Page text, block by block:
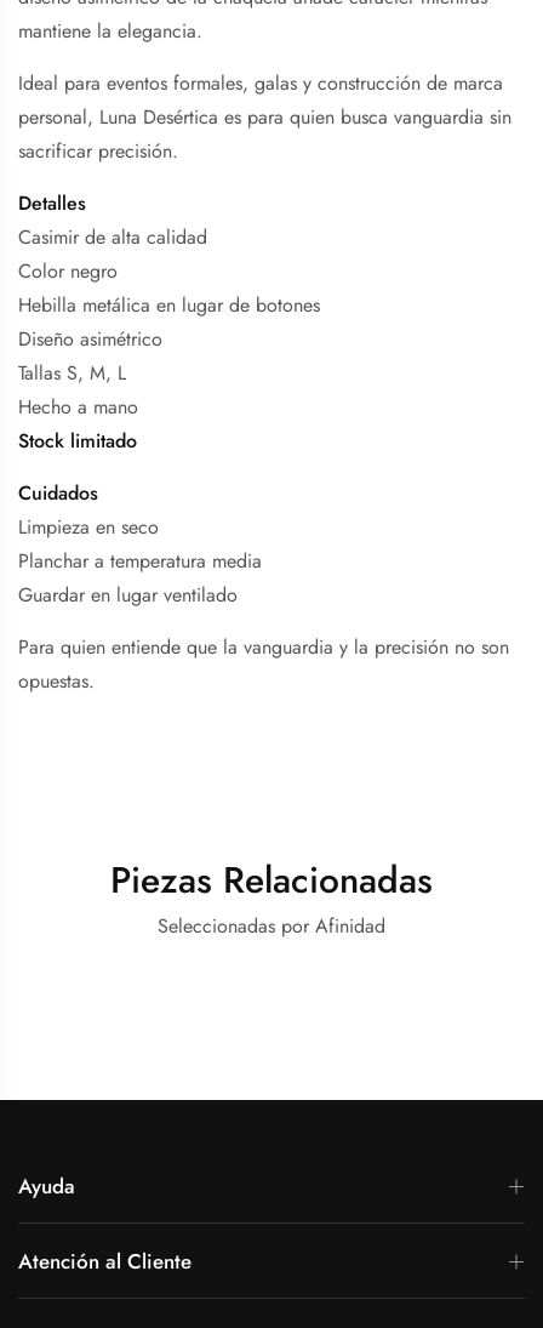
mantiene la elegancia.
Ideal para eventos formales, galas y construcción de marca
personal, Luna Desértica es para quien busca vanguardia sin
sacrificar precisión.
Detalles
Casimir de alta calidad
Color negro
Hebilla metálica en lugar de botones
Diseño asimétrico
Tallas S, M, L
Hecho a mano
Stock limitado
Cuidados
Limpieza en seco
Planchar a temperatura media
Guardar en lugar ventilado
Para quien entiende que la vanguardia y la precisión no son
opuestas.
Piezas Relacionadas
Seleccionadas por Afinidad
Ayuda
Atención al Cliente